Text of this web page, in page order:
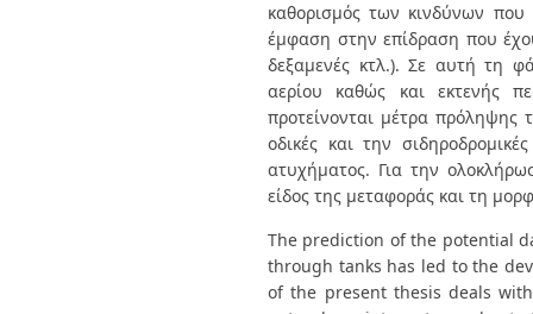
καθορισµός των κινδύνων
έµφαση στην επίδραση που
δεξαµενές κτλ.). Σε αυτή τη
αερίου καθώς και εκτενής
προτείνονται μέτρα πρόληψης
οδικές και την
ατυχήματος. Για την
είδος της μεταφοράς και τη
The prediction of the potential
through tanks has led to the
of the present thesis deals